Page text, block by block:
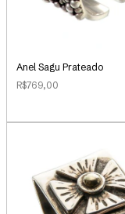
Anel Sagu Prateado
R$769,00